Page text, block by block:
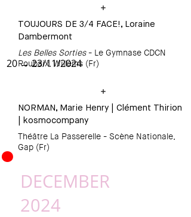
TOUJOURS DE 3/4 FACE!, Loraine
Dambermont
Les Belles Sorties- Le Gymnase CDCN
Roubaix, Willems (Fr)
20 → 23/11/2024
NORMAN, Marie Henry | Clément Thirion
| kosmocompany
Théâtre La Passerelle - Scène Nationale,
Gap (Fr)
• DECEMBER
2024